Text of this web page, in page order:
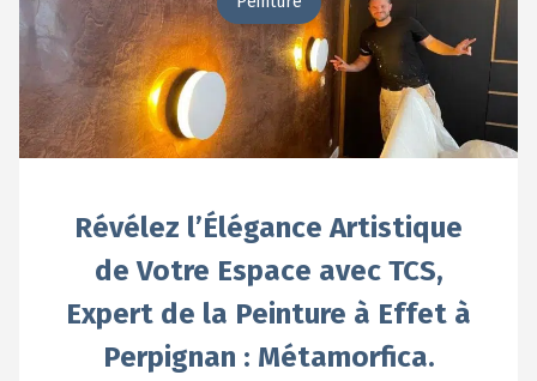
Révélez l’Élégance Artistique
de Votre Espace avec TCS,
Expert de la Peinture à Effet à
Perpignan : Métamorfica.